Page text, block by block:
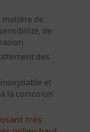
matière de
de
des
et
la corrosion
très